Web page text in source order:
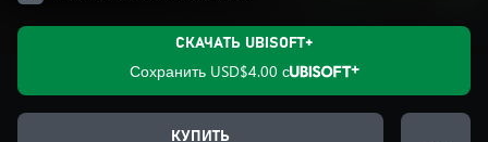
СКАЧАТЬ UBISOFT+
Сохранить USD$4.00 с
КУПИТЬ